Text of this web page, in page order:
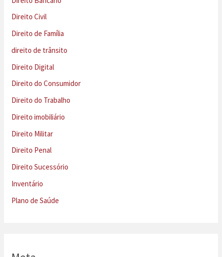
Direito Civil
Direito de Família
direito de trânsito
Direito Digital
Direito do Consumidor
Direito do Trabalho
Direito imobiliário
Direito Militar
Direito Penal
Direito Sucessório
Inventário
Plano de Saúde